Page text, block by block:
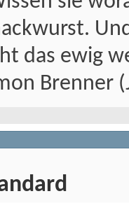
das ewig
Brenner